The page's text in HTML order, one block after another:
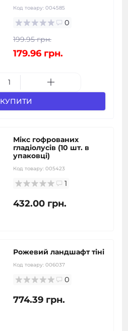
Код товару: 004585
0
199.95 грн.
179.96 грн.
КУПИТИ
Мікс гофрованих
гладіолусів (10 шт. в
упаковці)
Код товару: 005423
1
432.00 грн.
Рожевий ландшафт тіні
Код товару: 006037
0
774.39 грн.